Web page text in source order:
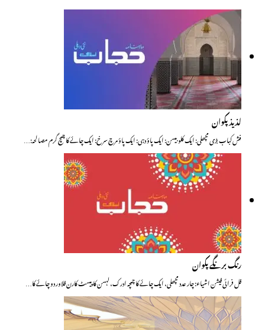
لذیذ پکوان
فش کباب بڑی مچھلی: ایک کلو بیسن: ایک پاؤ دہی: ایک پاؤ مرچ سرخ: ایک چائے کا چمچ گرم مصالحہ:…
رنگ برنگے پکوان
فل فرائی فیشن اشیاء: چار عدد مچھلی، ایک چائے کا چمچہ ادرک، لہسن کا پیسٹ کارن فلاور دو چائے کا…